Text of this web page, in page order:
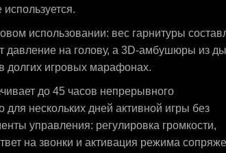
использовании: вес гарнитуры
давление на голову, а 3D-амбушюры из
долгих игровых марафонах.
до 45 часов непрерывного
нескольких дней активной игры без
управления: регулировка громкости,
на звонки и активация режима